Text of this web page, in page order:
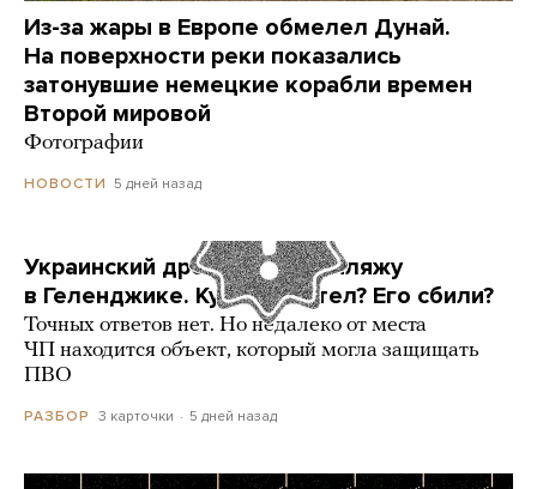
Из-за жары в Европе обмелел Дунай.
На поверхности реки показались
затонувшие немецкие корабли времен
Второй мировой
Фотографии
НОВОСТИ 5 дней назад
Украинский дрон попал по пляжу
в Геленджике. Куда он летел? Его сбили?
Точных ответов нет. Но недалеко от места
ЧП находится объект, который могла защищать
ПВО
РАЗБОР 3 карточки 5 дней назад